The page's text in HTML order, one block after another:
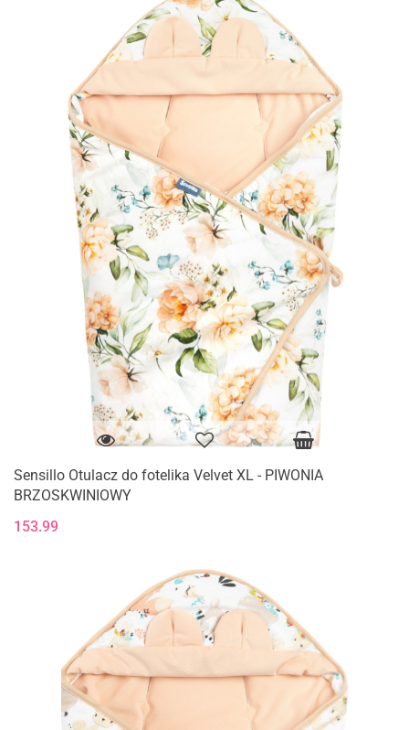
Sensillo Otulacz do fotelika Velvet XL - PIWONIA
BRZOSKWINIOWY
153.99